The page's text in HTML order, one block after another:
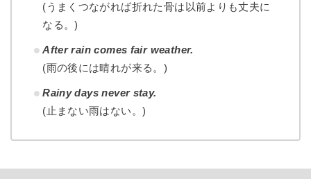
(うまくつながれば折れた骨は以前よりも丈夫に
なる。)
After rain comes fair weather.
(雨の後には晴れが来る。)
Rainy days never stay.
(止まない雨はない。)